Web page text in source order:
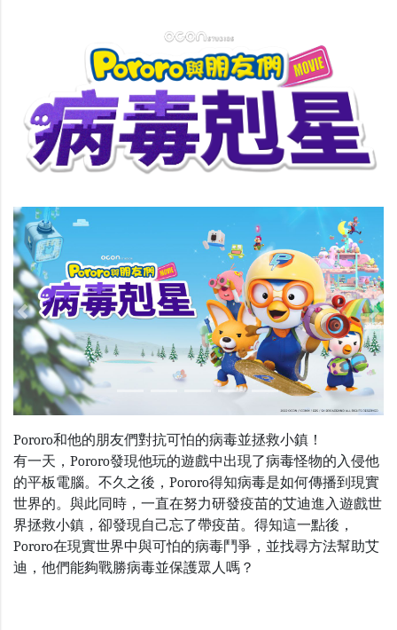
Previous
Pororo和他的朋友們對抗可怕的病毒並拯救小鎮！
有一天，Pororo發現他玩的遊戲中出現了病毒怪物的入侵他
的平板電腦。不久之後，Pororo得知病毒是如何傳播到現實
世界的。與此同時，一直在努力研發疫苗的艾迪進入遊戲世
界拯救小鎮，卻發現自己忘了帶疫苗。得知這一點後，
Pororo在現實世界中與可怕的病毒鬥爭，並找尋方法幫助艾
迪，他們能夠戰勝病毒並保護眾人嗎？